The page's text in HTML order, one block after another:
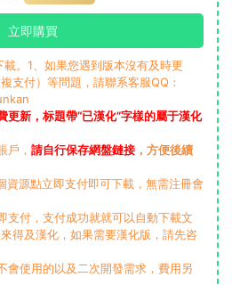
立即購買
。1、如果您遇到版本沒有及時更
支付）等問題，請聯系客服QQ：
更新，标題帶“已漢化”字樣的屬于漢化
戶， 請自行保存網盤鏈接 ，方便後續
資源點立即支付即可下載，無需注冊會
支付，支付成功就就可以自動下載文
得及漢化，如果需要漢化版，請先咨
會使用的以及二次開發需求，費用另